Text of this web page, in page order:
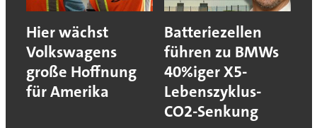
Hier wächst
Volkswagens
große Hoffnung
für Amerika
Batteriezellen
führen zu BMWs
40%iger X5-
Lebenszyklus-
CO2-Senkung